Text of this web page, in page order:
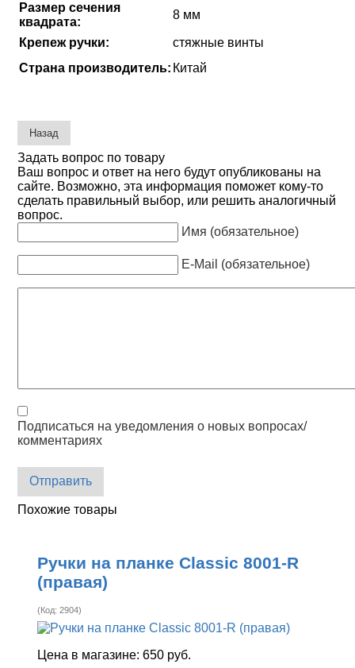
Размер сечения
квадрата:
8 мм
Крепеж ручки:
стяжные винты
Страна производитель: Китай
Задать вопрос по товару
Ваш вопрос и ответ на него будут опубликованы на
сайте. Возможно, эта информация поможет кому-то
сделать правильный выбор, или решить аналогичный
вопрос.
Имя (обязательное)
E-Mail (обязательное)
Подписаться на уведомления о новых вопросах/
комментариях
Отправить
Похожие товары
Ручки на планке Classic 8001-R
(правая)
(Код:2904)
Цена в магазине:650 руб.